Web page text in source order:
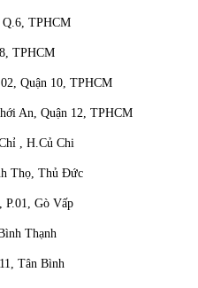
Q.6, TPHCM
TPHCM
Quận 10, TPHCM
An, Quận 12, TPHCM
, H.Củ Chi
Thọ, Thủ Đức
P.01, Gò Vấp
Thạnh
Tân Bình